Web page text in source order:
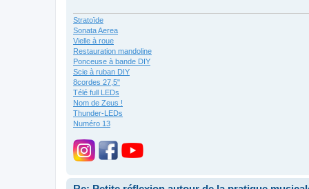
Stratoïde
Sonata Aerea
Vielle à roue
Restauration mandoline
Ponceuse à bande DIY
Scie à ruban DIY
8cordes 27,5"
Télé full LEDs
Nom de Zeus !
Thunder-LEDs
Numéro 13